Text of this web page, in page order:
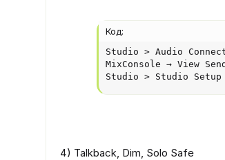
Код:
Studio > Audio
MixConsole → View
Studio > Studio Setup
4) Talkback, Dim, Solo Safe